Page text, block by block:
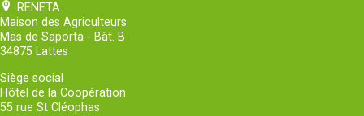
RENETA
Maison des Agriculteurs
Mas de Saporta - Bât. B
34875 Lattes
Siège social
Hôtel de la Coopération
55 rue St Cléophas